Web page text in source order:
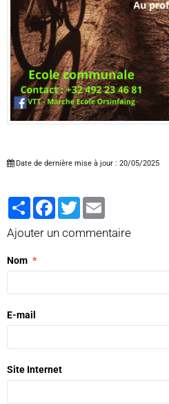
Date de dernière mise à jour : 20/05/2025
PartagerFacebook
Twitter
Ajouter un commentaire
Nom
E-mail
Site Internet